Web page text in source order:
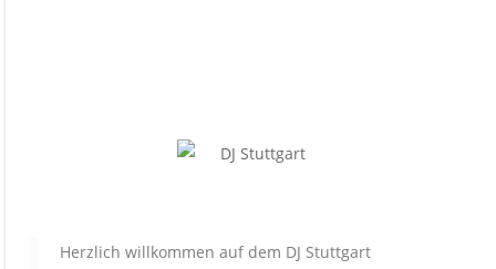
Herzlich willkommen auf dem DJ Stuttgart